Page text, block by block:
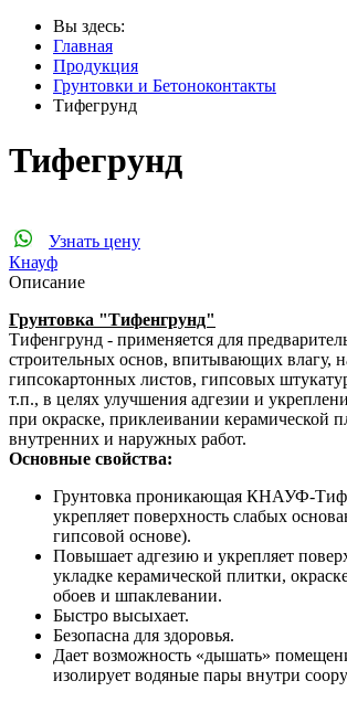
Вы здесь:
Главная
Продукция
Грунтовки и Бетоноконтакты
Тифегрунд
Тифегрунд
Узнать цену
Кнауф
Описание
Грунтовка "Тифенгрунд"
Тифенгрунд - применяется для
строительных основ, впитывающих влагу,
гипсокартонных листов, гипсовых
т.п., в целях улучшения адгезии и
при окраске, приклеивании керамической
внутренних и наружных работ.
Основные свойства:
Грунтовка проникающая КНАУФ-
укрепляет поверхность слабых
гипсовой основе).
Повышает адгезию и укрепляет
укладке керамической плитки,
обоев и шпаклевании.
Быстро высыхает.
Безопасна для здоровья.
Дает возможность «дышать»
изолирует водяные пары внутри